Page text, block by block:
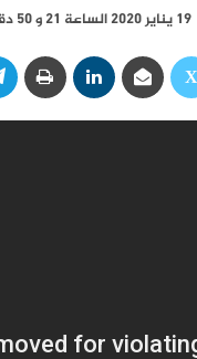
19 يناير 2020 الساعة 21 و 50 دقيقة